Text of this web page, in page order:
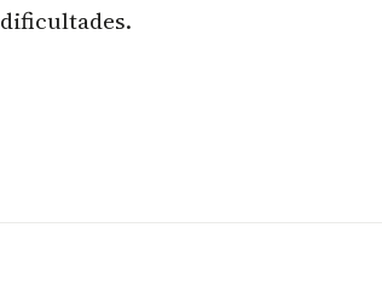
dificultades.